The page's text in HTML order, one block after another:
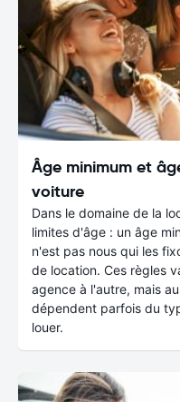
Âge minimum et
voiture
Dans le domaine de la
limites d'âge : un âge
n'est pas nous qui les
de location. Ces règles
agence à l'autre, mais
dépendent parfois du
louer.